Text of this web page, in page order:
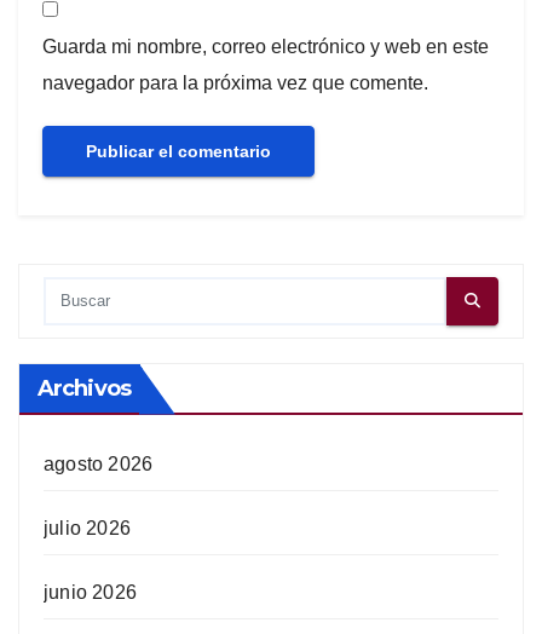
Guarda mi nombre, correo electrónico y web en este
navegador para la próxima vez que comente.
Archivos
agosto 2026
julio 2026
junio 2026